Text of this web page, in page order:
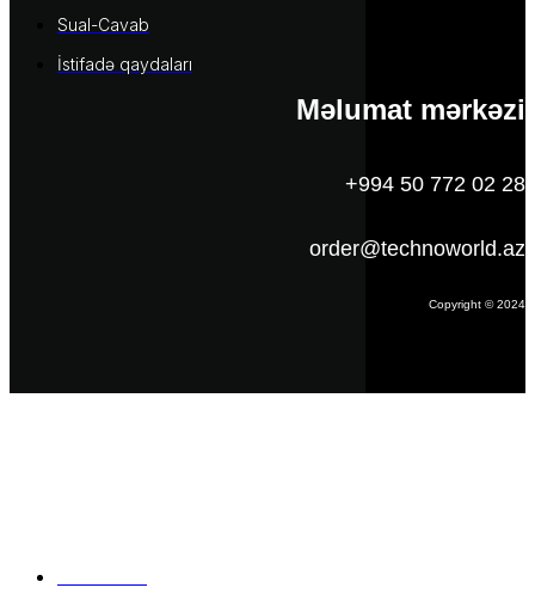
Sual-Cavab
İstifadə qaydaları
Məlumat mərkəzi
+994 50 772 02 28
order@technoworld.az
Copyright © 2024